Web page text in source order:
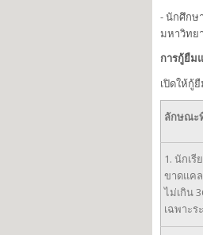
- นักศึกษ
มหาวิทย
การกู้ยืม
เปิดให้กู้
ลักษณะ
1. นักเ
ขาดแค
ไม่เกิน
เฉพาะ